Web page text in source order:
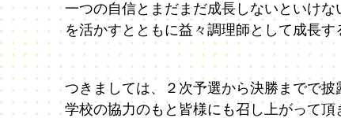
一つの自信とまだまだ成長しないといけ
を活かすとともに益々調理師として成長
つきましては、２次予選から決勝までで
学校の協力のもと皆様にも召し上がって